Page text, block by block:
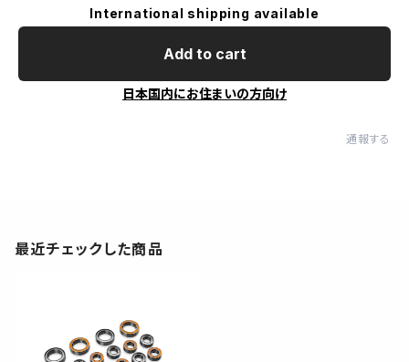
International shipping available
Add to cart
日本国内にお住まいの方向け
通報する
最近チェックした商品